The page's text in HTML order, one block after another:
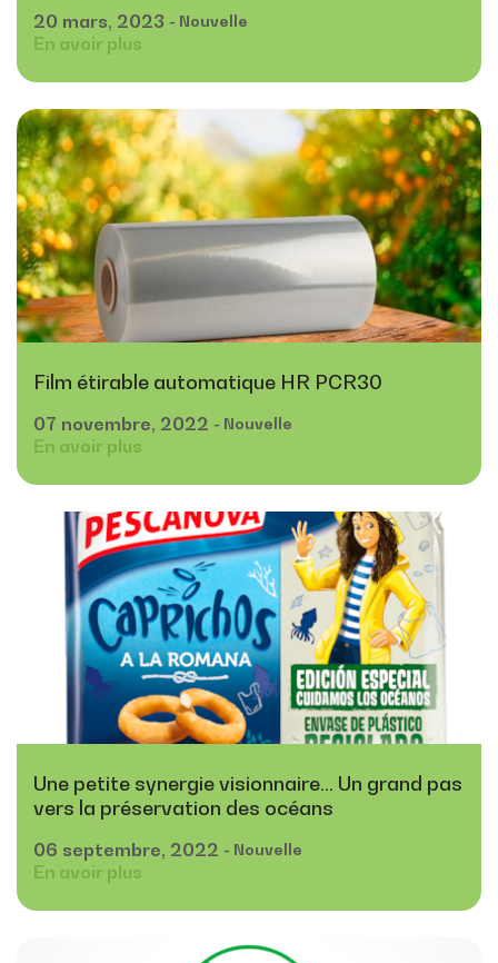
20 mars, 2023 - Nouvelle
En avoir plus
Film étirable automatique HR PCR30
07 novembre, 2022 - Nouvelle
En avoir plus
Une petite synergie visionnaire... Un grand pas
vers la préservation des océans
06 septembre, 2022 - Nouvelle
En avoir plus